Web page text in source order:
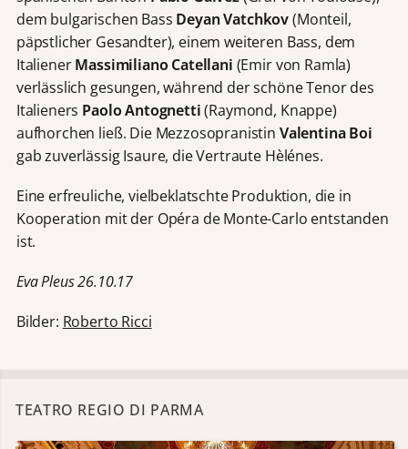
dem bulgarischen Bass Deyan Vatchkov(Monteil,
päpstlicher Gesandter), einem weiteren Bass, dem
ItalienerMassimiliano Catellani (Emir von Ramla)
verlässlich gesungen, während der schöne Tenor des
Italieners Paolo Antognetti(Raymond, Knappe)
aufhorchen ließ. Die Mezzosopranistin Valentina Boi
gab zuverlässig Isaure, die Vertraute Hèlénes.
Eine erfreuliche, vielbeklatschte Produktion, die in
Kooperation mit der Opéra de Monte-Carlo entstanden
ist.
Eva Pleus 26.10.17
Bilder: Roberto Ricci
TEATRO REGIO DI PARMA